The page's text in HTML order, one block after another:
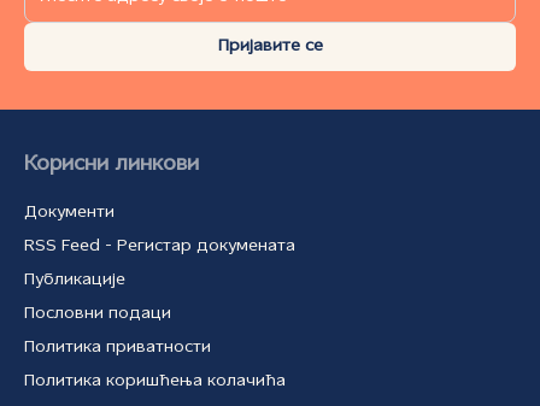
Пријавите се
Корисни линкови
Документи
RSS Feed - Регистар докумената
Публикације
Пословни подаци
Политика приватности
Политика коришћења колачића